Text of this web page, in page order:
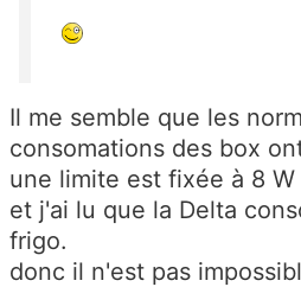
Il me semble que les
consomations des box
une limite est fixée à 8 W
et j'ai lu que la Delta
frigo.
donc il n'est pas